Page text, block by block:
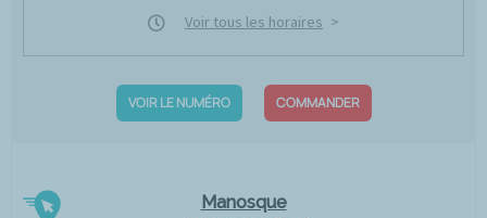
Voir tous les horaires
VOIR LE NUMÉRO COMMANDER
Manosque